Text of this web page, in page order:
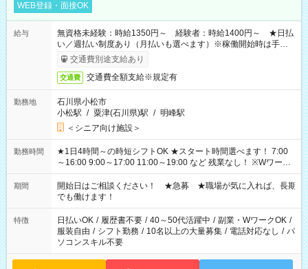
WEB登録・面接OK
給与
無資格未経験：時給1350円～ 経験者：時給1400円～ ★日払
い／週払い制度あり（月払いも選べます）※稼働開始時は手続き
完了次第のお支払いとなります。
交通費別途支給あり
交通費 交通費全額支給※規定有
勤務地
石川県小松市
小松駅 / 粟津(石川県)駅 / 明峰駅
＜シニア向け施設＞
勤務時間
★1日4時間～の時短シフトOK ★スタート時間選べます！ 7:00
～16:00 9:00～17:00 11:00～19:00 など 残業なし！ ※Wワーク
の場合、他のお仕事と合わせ週40時間超の就業はご案内できま
せん ※法令に基づき、週20時間以上勤務は社会保険への加入対
象となります ※労働者派遣法（日雇い派遣の原則禁止）によ
り、短時間・短期間の就業はご案内が難しい場合があります
期間
開始日はご相談ください！ ★急募 ★職場が気に入れば、長期
でも働けます！
特徴 日払いOK / 履歴書不要 / 40～50代活躍中 / 副業・WワークOK /
服装自由 / シフト勤務 / 10名以上の大量募集 / 電話対応なし / パ
ソコンスキル不要